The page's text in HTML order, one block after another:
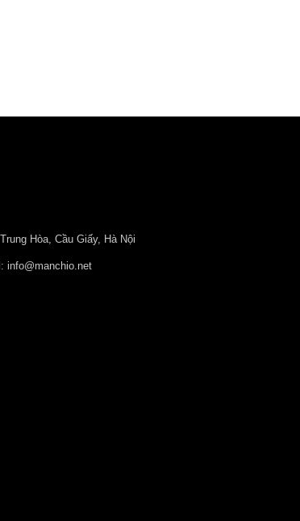
Hòa, Cầu Giấy, Hà Nội
info@manchio.net